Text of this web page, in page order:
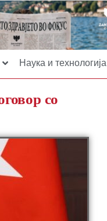
Наука и технологија
со